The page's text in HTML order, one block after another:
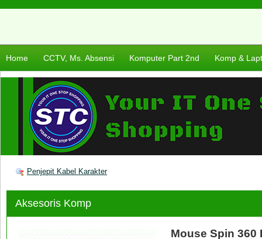
Home CCTV, Ms. Absensi Komputer Part 2nd Komp &
Penjepit Kabel Karakter
Aksesoris Komp
Mouse Spin 360